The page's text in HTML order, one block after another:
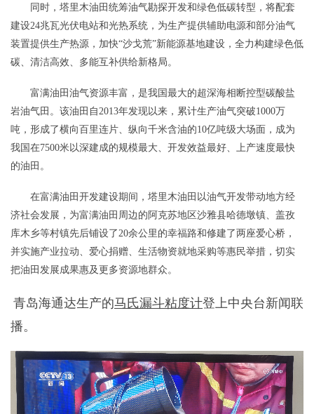
同时，塔里木油田统筹油气勘探开发和绿色低碳转型，将配套
建设24兆瓦光伏电站和光热系统，为生产提供辅助电源和部分油气
装置提供生产热源，加快“沙戈荒”新能源基地建设，全力构建绿色低
碳、清洁高效、多能互补供给新格局。
富满油田油气资源丰富，是我国最大的超深海相断控型碳酸盐
岩油气田。该油田自2013年发现以来，累计生产油气突破1000万
吨，形成了横向百里连片、纵向千米含油的10亿吨级大场面，成为
我国在7500米以深建成的规模最大、开发效益最好、上产速度最快
的油田。
在富满油田开发建设期间，塔里木油田以油气开发带动地方经
济社会发展，为富满油田周边的阿克苏地区沙雅县哈德墩镇、盖孜
库木乡等村镇先后铺设了20余公里的幸福路和修建了两座爱心桥，
并实施产业拉动、爱心捐赠、生活物资就地采购等惠民举措，切实
把油田发展成果惠及更多资源地群众。
青岛海通达生产的马氏漏斗粘度计登上中央台新闻联
播。